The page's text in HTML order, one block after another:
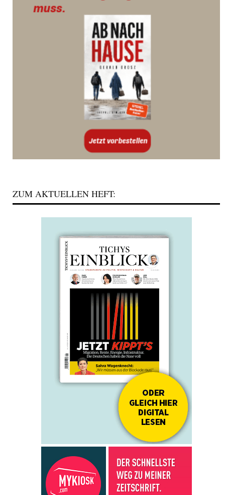
ZUM AKTUELLEN HEFT: